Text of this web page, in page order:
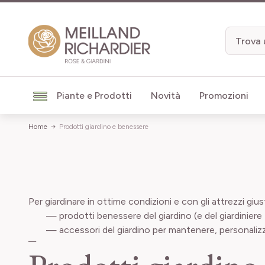
Piante e Prodotti Novità Promozioni
Home Prodotti giardino e benessere
Per giardinare in ottime condizioni e con gli attrezzi
— prodotti benessere del giardino (e del giardiniere
— accessori del giardino per mantenere,